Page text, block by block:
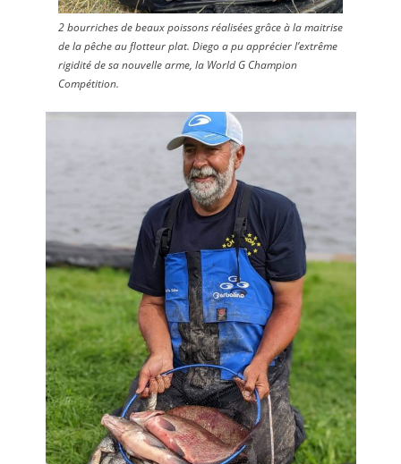
2 bourriches de beaux poissons réalisées grâce à la maitrise
de la pêche au flotteur plat. Diego a pu apprécier l’extrême
rigidité de sa nouvelle arme, la World G Champion
Compétition.